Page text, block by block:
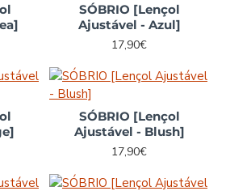
SÓBRIO [Lençol
Ajustável - Azul]
17,90€
SÓBRIO [Lençol
Ajustável - Blush]
17,90€